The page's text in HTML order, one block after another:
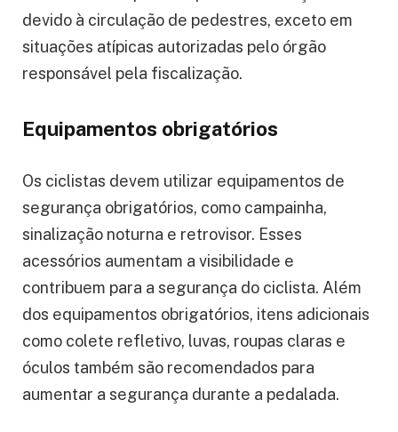
devido à circulação de pedestres, exceto em
situações atípicas autorizadas pelo órgão
responsável pela fiscalização.
Equipamentos obrigatórios
Os ciclistas devem utilizar equipamentos de
segurança obrigatórios, como campainha,
sinalização noturna e retrovisor. Esses
acessórios aumentam a visibilidade e
contribuem para a segurança do ciclista. Além
dos equipamentos obrigatórios, itens adicionais
como colete refletivo, luvas, roupas claras e
óculos também são recomendados para
aumentar a segurança durante a pedalada.